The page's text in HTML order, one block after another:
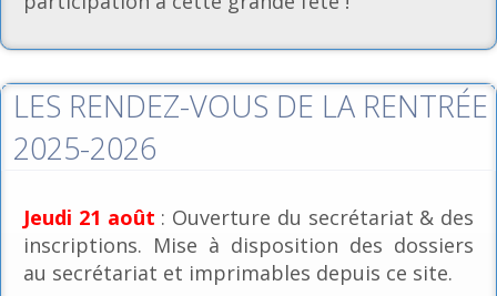
LES RENDEZ-VOUS DE LA RENTRÉE
2025-2026
Jeudi 21 août : Ouverture du secrétariat & des
inscriptions. Mise à disposition des dossiers
au secrétariat et imprimables depuis ce site.